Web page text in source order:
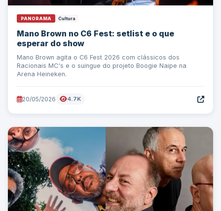
PANORAMA Cultura
Mano Brown no C6 Fest: setlist e o que
esperar do show
Mano Brown agita o C6 Fest 2026 com clássicos dos
Racionais MC's e o suingue do projeto Boogie Naipe na
Arena Heineken.
20/05/2026 4.7K